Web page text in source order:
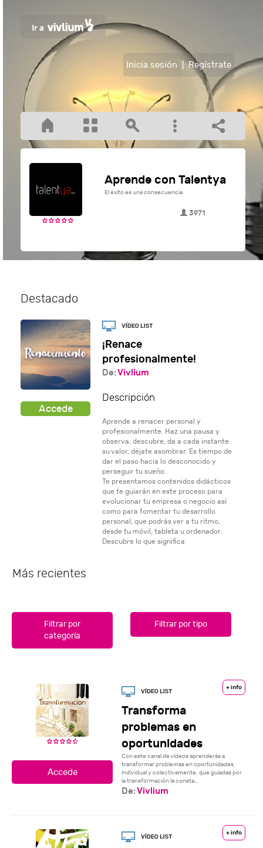
Inicia sesión Regístrate
Aprende con Talentya
El éxito es una consecuencia
3971
Destacado
¡Renace
profesionalmente!
De:Vivlium
Descripción
Aprende a renacer personal y
profesionalmente. Haz una pausa y
observa, descubre, da a cada instante
su valor, déjate asombrar. Es tiempo de
dar el paso hacia lo desconocido y
perseguir tu sueño.
Te presentamos contenidos didácticos
que te guiarán en este proceso para
evolucionar tu empresa o negocio así
como para fomentar tu desarrollo
personal, que podrás ver a tu ritmo,
desde tu móvil, tableta u ordenador.
Descubre lo que significa
Más recientes
Filtrar por
categoría
Filtrar por tipo
+ info
Transforma
problemas en
oportunidades
Con este canal de vídeos aprenderás a
transformar problemas en oportunidades,
individual y colectivamente, que guiadas por
la transformación la consta...
De:Vivlium
+ info